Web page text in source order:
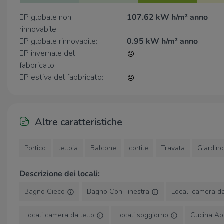
Costruita nel
recenti interventi di miglioramento, tra cui ilrifacimento
dell'impianto idraulico
l'applicazione di intonaco
isolantee l'installazione della nuova
Una soluzione ideale per chi cerca spazi generosi,
EP globale non
rinnovabile:
107.62 kW h/m² anno
EP globale rinnovabile:
0.95 kW h/m² anno
EP invernale del
fabbricato:
EP estiva del fabbricato:
Altre caratteristiche
Portico tettoia Balcone cortile Travata Giardino
Descrizione dei locali:
Bagno Cieco Bagno Con Finestra Locali camera
Locali camera da letto Locali soggiorno Cucina